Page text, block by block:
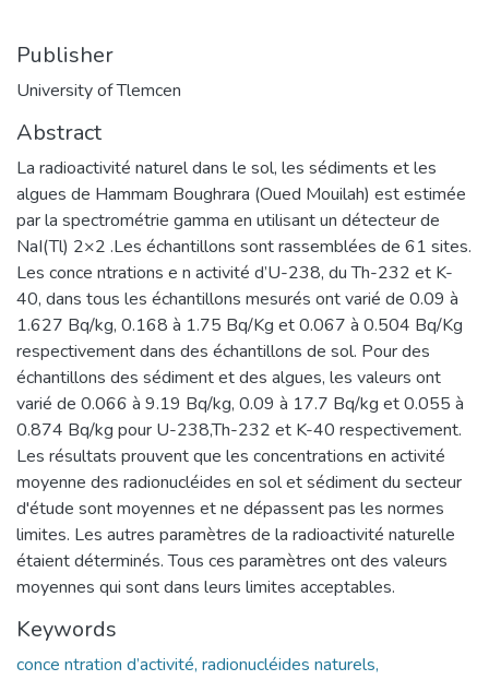
Publisher
University of Tlemcen
Abstract
La radioactivité naturel dans le sol, les sédiments et les
algues de Hammam Boughrara (Oued Mouilah) est estimée
par la spectrométrie gamma en utilisant un détecteur de
NaI(Tl) 2×2 .Les échantillons sont rassemblées de 61 sites.
Les conce ntrations e n activité d’U-238, du Th-232 et K-
40, dans tous les échantillons mesurés ont varié de 0.09 à
1.627 Bq/kg, 0.168 à 1.75 Bq/Kg et 0.067 à 0.504 Bq/Kg
respectivement dans des échantillons de sol. Pour des
échantillons des sédiment et des algues, les valeurs ont
varié de 0.066 à 9.19 Bq/kg, 0.09 à 17.7 Bq/kg et 0.055 à
0.874 Bq/kg pour U-238,Th-232 et K-40 respectivement.
Les résultats prouvent que les concentrations en activité
moyenne des radionucléides en sol et sédiment du secteur
d'étude sont moyennes et ne dépassent pas les normes
limites. Les autres paramètres de la radioactivité naturelle
étaient déterminés. Tous ces paramètres ont des valeurs
moyennes qui sont dans leurs limites acceptables.
Keywords
conce ntration d’activité, radionucléides naturels,